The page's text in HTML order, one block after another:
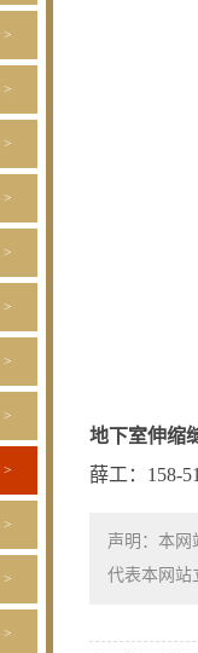
地下室伸缩
薛工：158-
声明：本网
代表本网站